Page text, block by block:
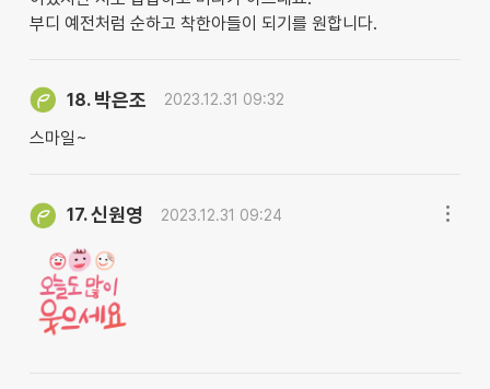
부디 예전처럼 순하고 착한아들이 되기를 원합니다.
18. 박은조 2023.12.31 09:32
스마일~
17.신원영 2023.12.31 09:24